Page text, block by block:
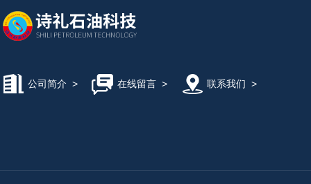
公司简介 > 在线留言> 联系我们 >